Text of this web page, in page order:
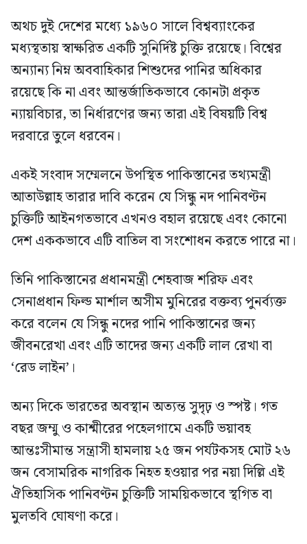
অথচ দুই দেশের মধ্যে ১৯৬০ সালে বিশ্বব্যাংকের
মধ্যস্থতায় স্বাক্ষরিত একটি সুনির্দিষ্ট চুক্তি রয়েছে। বিশ্বের
অন্যান্য নিম্ন অববাহিকার শিশুদের পানির অধিকার
রয়েছে কি না এবং আন্তর্জাতিকভাবে কোনটা প্রকৃত
ন্যায়বিচার, তা নির্ধারণের জন্য তারা এই বিষয়টি বিশ্ব
দরবারে তুলে ধরবেন।
একই সংবাদ সম্মেলনে উপস্থিত পাকিস্তানের তথ্যমন্ত্রী
আতাউল্লাহ তারার দাবি করেন যে সিন্ধু নদ পানিবণ্টন
চুক্তিটি আইনগতভাবে এখনও বহাল রয়েছে এবং কোনো
দেশ এককভাবে এটি বাতিল বা সংশোধন করতে পারে না।
তিনি পাকিস্তানের প্রধানমন্ত্রী শেহবাজ শরিফ এবং
সেনাপ্রধান ফিল্ড মার্শাল অসীম মুনিরের বক্তব্য পুনর্ব্যক্ত
করে বলেন যে সিন্ধু নদের পানি পাকিস্তানের জন্য
জীবনরেখা এবং এটি তাদের জন্য একটি লাল রেখা বা
‘রেড লাইন’।
অন্য দিকে ভারতের অবস্থান অত্যন্ত সুদৃঢ় ও স্পষ্ট। গত
বছর জম্মু ও কাশ্মীরের পহেলগামে একটি ভয়াবহ
আন্তঃসীমান্ত সন্ত্রাসী হামলায় ২৫ জন পর্যটকসহ মোট ২৬
জন বেসামরিক নাগরিক নিহত হওয়ার পর নয়া দিল্লি এই
ঐতিহাসিক পানিবণ্টন চুক্তিটি সাময়িকভাবে স্থগিত বা
মুলতবি ঘোষণা করে।